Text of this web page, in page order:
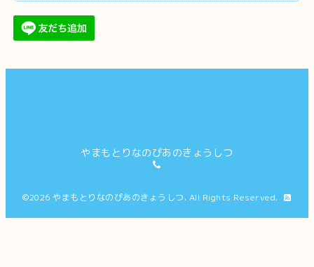
やまもとりなのぴあのきょうしつ
©2026やまもとりなのぴあのきょうしつ. All Rights Reserved.